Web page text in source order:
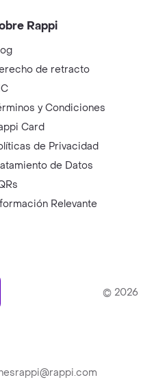
Rappi
de retracto
y Condiciones
Card
de Privacidad
de Datos
Relevante
© 2026